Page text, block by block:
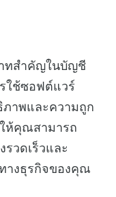
ทสำคัญในบัญชี
ใช้ซอฟต์แวร์
าพและความถูก
ห้คุณสามารถ
รวดเร็วและ
างธุรกิจของคุณ